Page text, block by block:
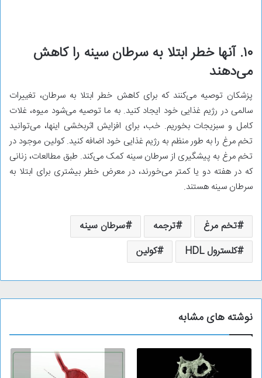
۱۰. آنها خطر ابتلا به سرطان سینه را کاهش
می‌دهند
پزشکان توصیه می‌کنند که برای کاهش خطر ابتلا به سرطان، تغییرات
سالمی در رژیم غذایی خود ایجاد کنید. به ما توصیه می‌شود میوه، غلات
کامل و سبزیجات بخوریم. خب، برای افزایش اثربخشی اینها، می‌توانید
تخم مرغ را به طور منظم به رژیم غذایی خود اضافه کنید. کولین موجود در
تخم مرغ به پیشگیری از سرطان سینه کمک می‌کند. طبق مطالعات، زنانی
که در هفته دو یا کمتر می‌خورند، در معرض خطر بیشتری برای ابتلا به
سرطان سینه هستند.
تخم مرغ ترجمه
سرطان سینه
کلسترول HDL
کولین
نوشته های مشابه